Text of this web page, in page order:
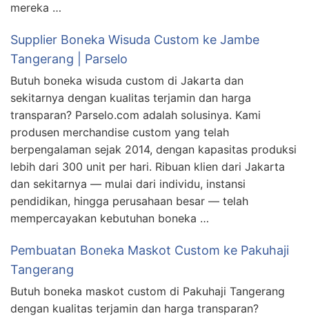
mereka …
Supplier Boneka Wisuda Custom ke Jambe
Tangerang | Parselo
Butuh boneka wisuda custom di Jakarta dan
sekitarnya dengan kualitas terjamin dan harga
transparan? Parselo.com adalah solusinya. Kami
produsen merchandise custom yang telah
berpengalaman sejak 2014, dengan kapasitas produksi
lebih dari 300 unit per hari. Ribuan klien dari Jakarta
dan sekitarnya — mulai dari individu, instansi
pendidikan, hingga perusahaan besar — telah
mempercayakan kebutuhan boneka …
Pembuatan Boneka Maskot Custom ke Pakuhaji
Tangerang
Butuh boneka maskot custom di Pakuhaji Tangerang
dengan kualitas terjamin dan harga transparan?